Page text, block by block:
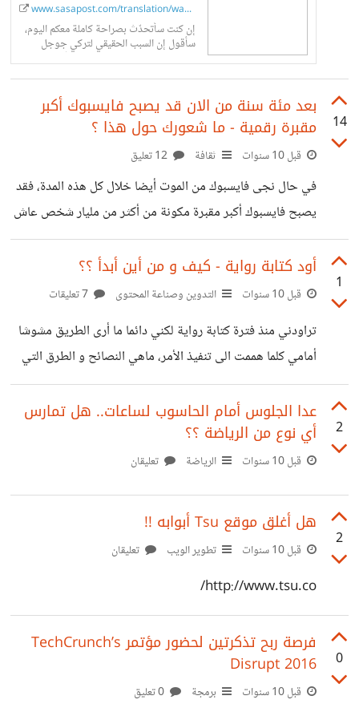
www.sasapost.com/translation/wael...
إن كنت سأتحدّث بصراحة كاملة معكم اليوم،
سأقول إن السبب الحقيقي لتركي جوجل
والانضمام إلى كريم ينقسم إلى شقّين. جاء
14
بعد مئة سنة من الان قد يصبح فايسبوك أكبر
مقبرة رقمية - ما شعورك حول هذا ؟
قبل 10 سنوات ثقافة
في حال نجى فايسبوك من الموت أيضا خلال كل هذه المدة، فقد
يصبح فايسبوك أكبر مقبرة مكونة من أكثر من مليار شخص عاش
على هذا الكوكب ، ما شعورك عندما تتخيل أن أحدهم من القرن
القادم سيدخل الى حسابك الشخصي و يتسائل كيف كانت حياتك
و كيف كنت تقضيها؟؟ التفكير في الأمر و الغوص فيه يجعلك
سنفوتها في المستقبل من الات في جميع الانحاء و كيف ستكون
عليه
1
أود كتابة رواية - كيف و من أين أبدأ ؟؟
قبل 10 سنوات التدوين وصناعة المحتوى
تراودني منذ فترة كتابة رواية لكني دائما ما أرى الطريق مشوشا
أمامي كلما هممت الى تنفيذ الأمر، ماهي النصائح و الطرق التي
تنصحني باتباعها، و الخطوات التي تتبع في كتابة الروايات!؟
2
عدا الجلوس أمام الحاسوب لساعات.. هل تمارس
أي نوع من الرياضة ؟؟
قبل 10 سنوات الرياضة تعليقان
2
هل أغلق موقع Tsu أبوابه !!
قبل 10 سنوات تطوير الويب تعليقان
http://www.tsu.co/
0
فرصة ربح تذكرتين لحضور مؤتمر TechCrunch’s
Disrupt 2016
قبل 10 سنوات برمجة